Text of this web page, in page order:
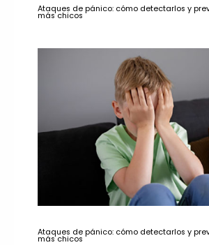
Ataques de pánico: cómo detectarlos y
más chicos
Ataques de pánico: cómo detectarlos y
más chicos